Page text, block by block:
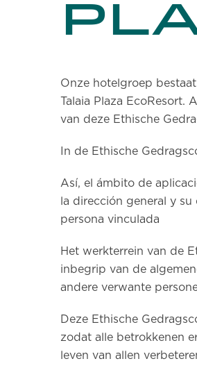
Onze hotelgroep
Talaia Plaza EcoResort.
van deze Ethische
In de Ethische
Así, el ámbito de
la dirección general y
persona vinculada
Het werkterrein van de
inbegrip van de
andere verwante
Deze Ethische
zodat alle betrokkenen
leven van allen